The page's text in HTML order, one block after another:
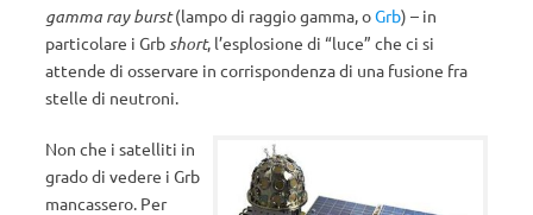
gamma ray burst(lampo di raggio gamma, oGrb) – in
particolare i Grbshort, l’esplosione di “luce” che ci si
attende di osservare in corrispondenza di una fusione fra
stelle di neutroni.
Non che i satelliti in
grado di vedere i Grb
mancassero. Per